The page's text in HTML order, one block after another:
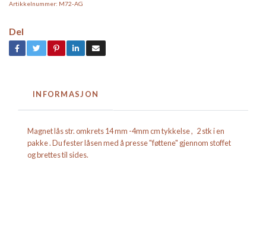
Artikkelnummer: M72-AG
Del
INFORMASJON
Magnet lås str. omkrets 14 mm -4mm cm tykkelse , 2 stk i en
pakke . Du fester låsen med å presse "føttene" gjennom stoffet
og brettes til sides.